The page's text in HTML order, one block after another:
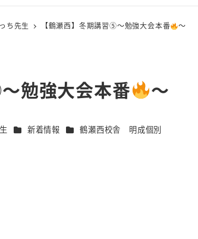
ち先生 【鶴瀬西】冬期講習⑤～勉強大会本番 ～
勉強大会本番 ～
カテゴリー
新着情報 カテゴリー
鶴瀬西校舎 明成個別